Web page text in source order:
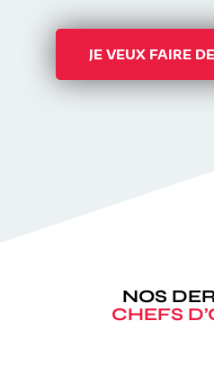
JE VEUX FAIRE
NOS
CHEFS